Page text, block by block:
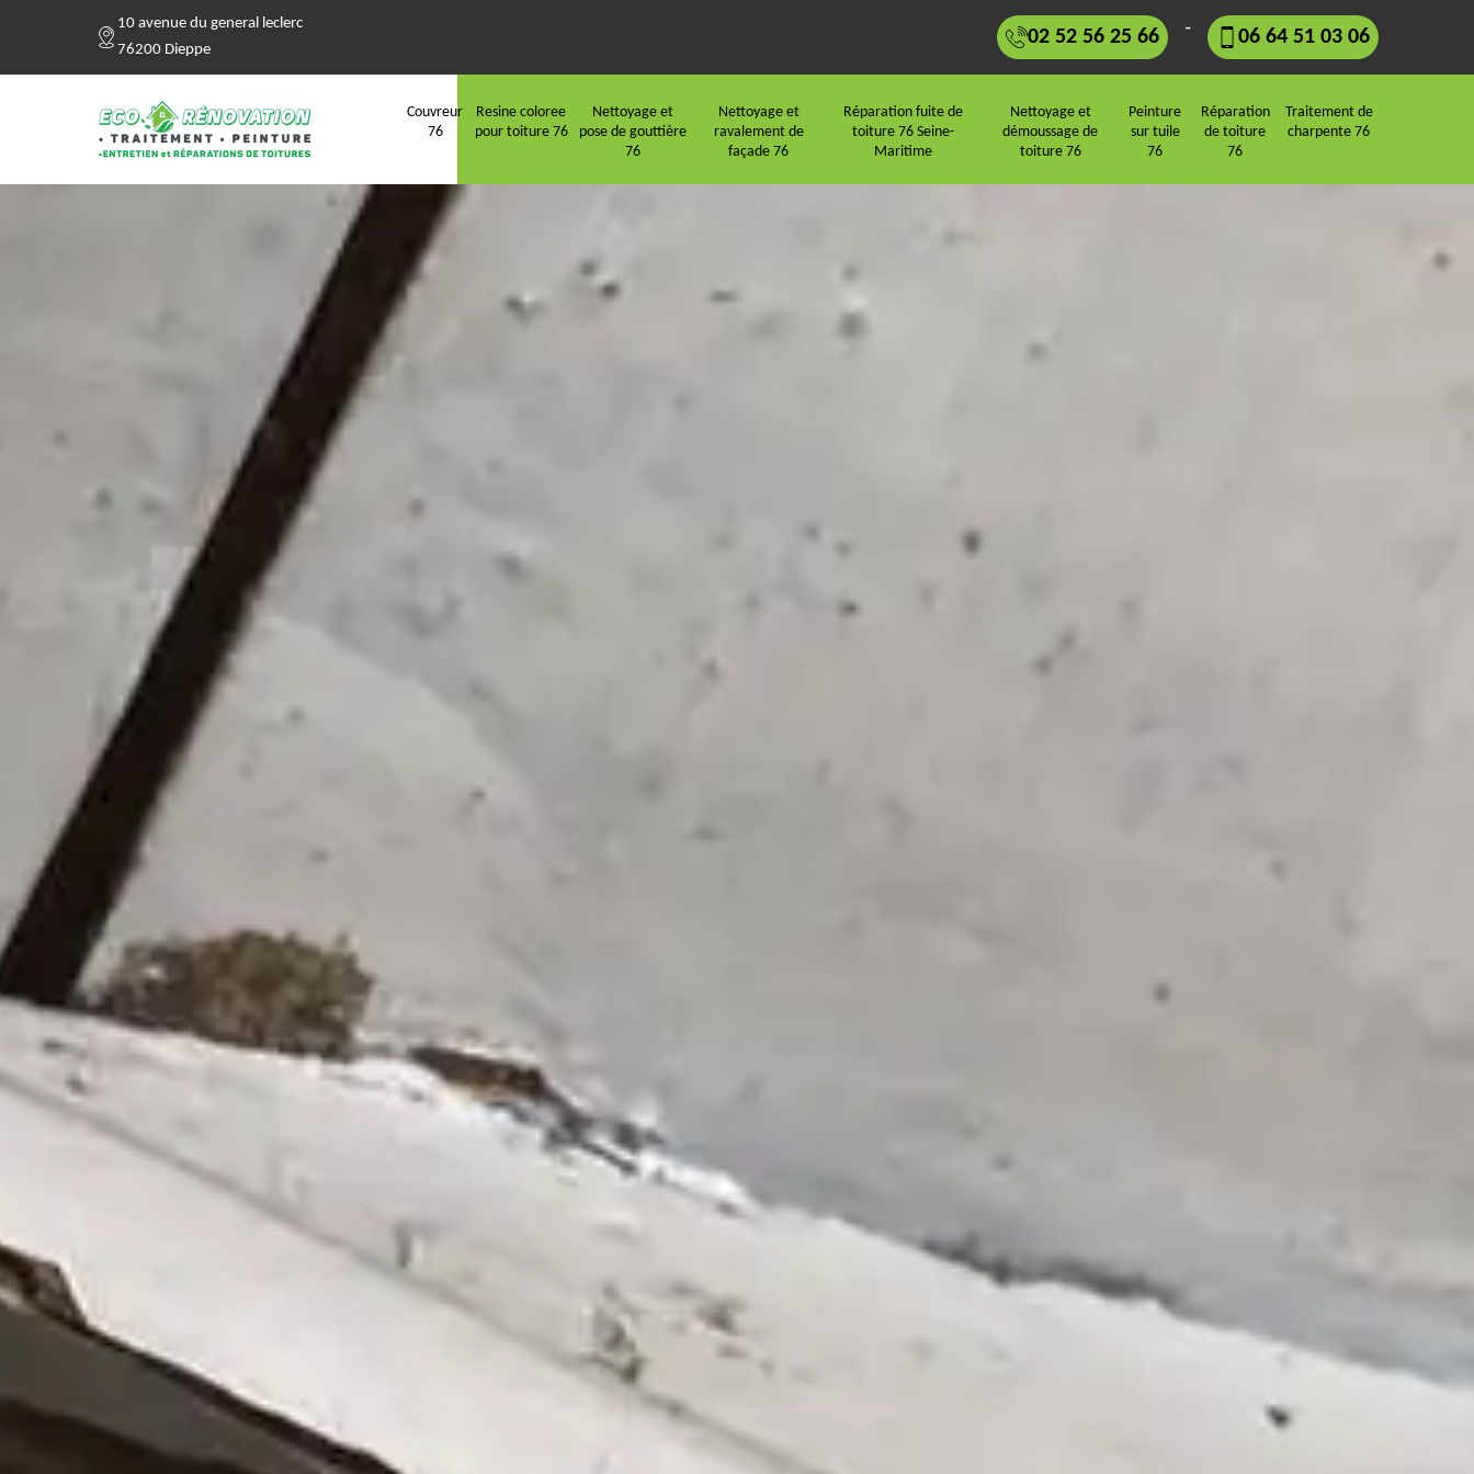
10 avenue du general leclerc
76200 Dieppe
02 52 56 25 66 - 06 64 51 03 06
Couvreur
76
Resine coloree
pour toiture 76
Nettoyage et
pose de gouttière
76
Nettoyage et
ravalement de
façade 76
Réparation fuite de
toiture 76 Seine-
Maritime
Nettoyage et
démoussage de
toiture 76
Peinture
sur tuile
76
Réparation
de toiture
76
Traitement de
charpente 76